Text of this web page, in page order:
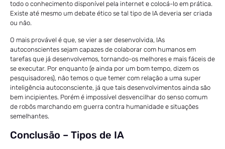
todo o conhecimento disponível pela internet e colocá-lo em prática.
Existe até mesmo um debate ético se tal tipo de IA deveria ser criada
ou não.
O mais provável é que, se vier a ser desenvolvida, IAs
autoconscientes sejam capazes de colaborar com humanos em
tarefas que já desenvolvemos, tornando-os melhores e mais fáceis de
se executar. Por enquanto (e ainda por um bom tempo, dizem os
pesquisadores), não temos o que temer com relação a uma super
inteligência autoconsciente, já que tais desenvolvimentos ainda são
bem incipientes. Porém é impossível desvencilhar do senso comum
de robôs marchando em guerra contra humanidade e situações
semelhantes.
Conclusão – Tipos de IA